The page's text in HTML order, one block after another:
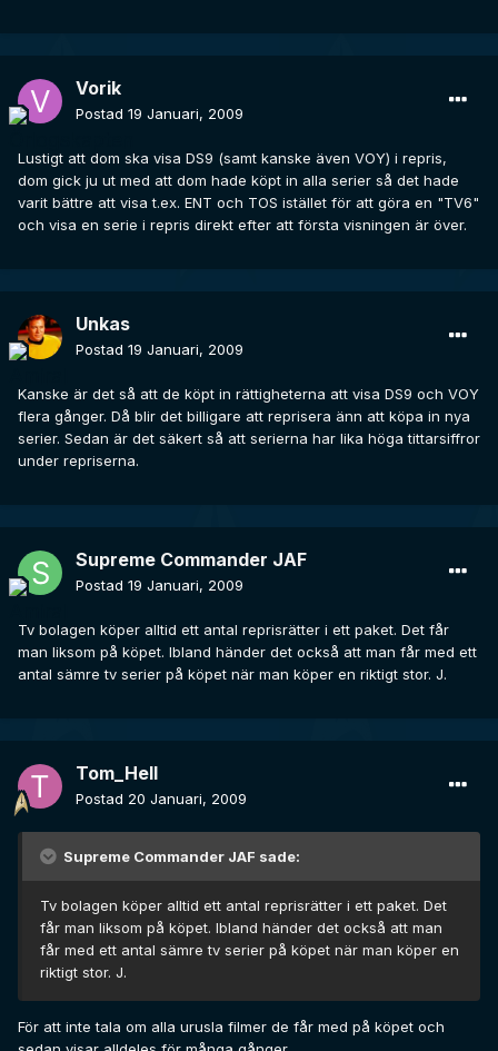
Vorik
Postad 19 Januari, 2009
Lustigt att dom ska visa DS9 (samt kanske även VOY) i repris,
dom gick ju ut med att dom hade köpt in alla serier så det hade
varit bättre att visa t.ex. ENT och TOS istället för att göra en "TV6"
och visa en serie i repris direkt efter att första visningen är över.
Unkas
Postad 19 Januari, 2009
Kanske är det så att de köpt in rättigheterna att visa DS9 och VOY
flera gånger. Då blir det billigare att reprisera änn att köpa in nya
serier. Sedan är det säkert så att serierna har lika höga tittarsiffror
under repriserna.
Supreme Commander JAF
Postad 19 Januari, 2009
Tv bolagen köper alltid ett antal reprisrätter i ett paket. Det får
man liksom på köpet. Ibland händer det också att man får med ett
antal sämre tv serier på köpet när man köper en riktigt stor. J.
Tom_Hell
Postad 20 Januari, 2009
Supreme Commander JAF sade:
Tv bolagen köper alltid ett antal reprisrätter i ett paket. Det
får man liksom på köpet. Ibland händer det också att man
får med ett antal sämre tv serier på köpet när man köper en
riktigt stor. J.
För att inte tala om alla urusla filmer de får med på köpet och